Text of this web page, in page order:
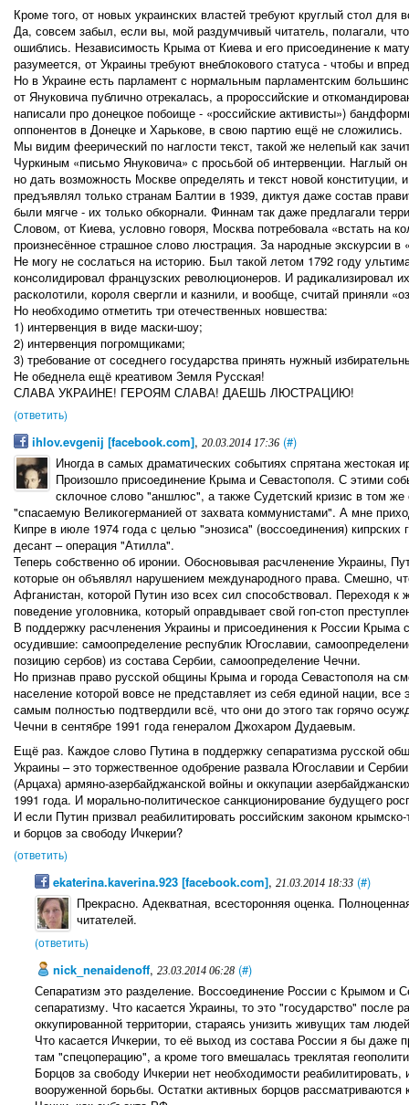
Кроме того, от новых украинских властей требуют круглый стол для
Да, совсем забыл, если вы, мой раздумчивый читатель, полагали,
ошиблись. Независимость Крыма от Киева и его присоединение к
разумеется, от Украины требуют внеблокового статуса - чтобы и
Но в Украине есть парламент с нормальным парламентским
от Януковича публично отрекалась, а пророссийские и
написали про донецкое побоище - «российские активисты»)
оппонентов в Донецке и Харькове, в свою партию ещё не сложились.
Мы видим феерический по наглости текст, такой же нелепый как
Чуркиным «письмо Януковича» с просьбой об интервенции. Наглый
но дать возможность Москве определять и текст новой
предъявлял только странам Балтии в 1939, диктуя даже состав
были мягче - их только обкорнали. Финнам так даже предлагали
Словом, от Киева, условно говоря, Москва потребовала «встать на
произнесённое страшное слово люстрация. За народные экскурсии в
Не могу не сослаться на историю. Был такой летом 1792 году
консолидировал французских революционеров. И радикализировал
расколотили, короля свергли и казнили, и вообще, считай приняли
Но необходимо отметить три отечественных новшества:
1) интервенция в виде маски-шоу;
2) интервенция погромщиками;
3) требование от соседнего государства принять нужный
Не обеднела ещё креативом Земля Русская!
СЛАВА УКРАИНЕ! ГЕРОЯМ СЛАВА! ДАЕШЬ ЛЮСТРАЦИЮ!
(ответить)
ihlov.evgenij [facebook.com], 20.03.2014 17:36 (#)
Иногда в самых драматических событиях спрятана жестокая
Произошло присоединение Крыма и Севастополя. С этими
склочное слово "аншлюс", а также Судетский кризис в том
"спасаемую Великогерманией от захвата коммунистами". А мне
Кипре в июле 1974 года с целью "энозиса" (воссоединения)
десант – операция "Атилла".
Теперь собственно об иронии. Обосновывая расчленение Украины,
которые он объявлял нарушением международного права. Смешно,
Афганистан, которой Путин изо всех сил способствовал. Переходя к
поведение уголовника, который оправдывает свой гоп-стоп
В поддержку расчленения Украины и присоединения к России Крыма
осудившие: самоопределение республик Югославии,
позицию сербов) из состава Сербии, самоопределение Чечни.
Но признав право русской общины Крыма и города Севастополя на
население которой вовсе не представляет из себя единой нации,
самым полностью подтвердили всё, что они до этого так горячо
Чечни в сентябре 1991 года генералом Джохаром Дудаевым.
Ещё раз. Каждое слово Путина в поддержку сепаратизма русской
Украины – это торжественное одобрение развала Югославии и
(Арцаха) армяно-азербайджанской войны и оккупации
1991 года. И морально-политическое санкционирование будущего
И если Путин призвал реабилитировать российским законом
и борцов за свободу Ичкерии?
(ответить)
ekaterina.kaverina.923 [facebook.com], 21.03.2014 18:33 (#)
Прекрасно. Адекватная, всесторонняя оценка.
читателей.
(ответить)
nick_nenaidenoff, 23.03.2014 06:28 (#)
Сепаратизм это разделение. Воссоединение России с Крымом и
сепаратизму. Что касается Украины, то это "государство" после
оккупированной территории, стараясь унизить живущих там
Что касается Ичкерии, то её выход из состава России я бы даже
там "спецоперацию", а кроме того вмешалась треклятая
Борцов за свободу Ичкерии нет необходимости
вооруженной борьбы. Остатки активных борцов рассматриваются